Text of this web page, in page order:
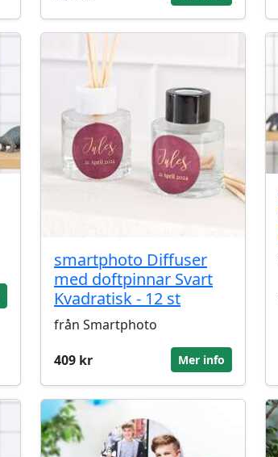
smartphoto Diffuser
med doftpinnar Svart
Kvadratisk - 12 st
från Smartphoto
409 kr
Mer info